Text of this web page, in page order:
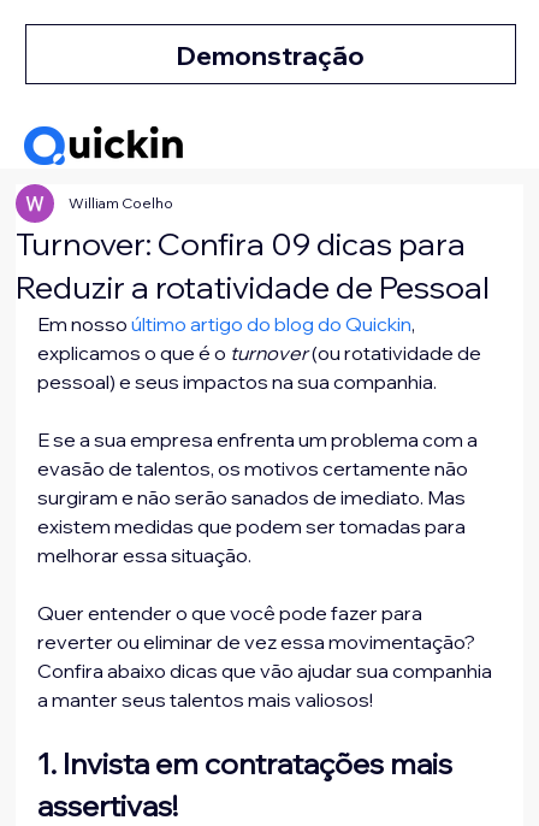
Demonstração
Turnover: Confira 09 dicas para
Reduzir a rotatividade de Pessoal
William Coelho
Em nosso último artigo do blog do Quickin,
explicamos o que é o turnover (ou rotatividade de
pessoal) e seus impactos na sua companhia.
E se a sua empresa enfrenta um problema com a
evasão de talentos, os motivos certamente não
surgiram e não serão sanados de imediato. Mas
existem medidas que podem ser tomadas para
melhorar essa situação.
Quer entender o que você pode fazer para
reverter ou eliminar de vez essa movimentação?
Confira abaixo dicas que vão ajudar sua companhia
1. Invista em contratações mais
assertivas!